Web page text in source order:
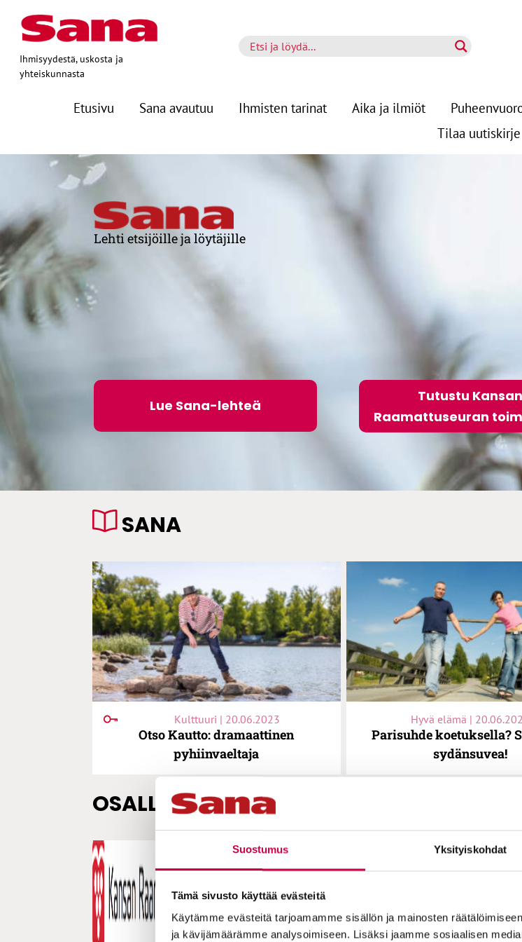
Suostumus Yksityiskohdat
Tämä sivusto käyttää evästeitä
Käytämme evästeitä tarjoamamme sisällön ja mainosten
ja kävijämäärämme analysoimiseen. Lisäksi jaamme sosiaalisen
Ihmisyydestä, uskosta ja
yhteiskunnasta
Etusivu Sana avautuu Ihmisten tarinat Aika ja ilmiöt
Tilaa uutiskirje
Lehti etsijöille ja löytäjille
Lue Sana-lehteä
Tutustu Kansan
Raamattuseuran
SANA
Kulttuuri | 20.06.2023
Otso Kautto: dramaattinen
pyhiinvaeltaja
Hyvä elämä |
Parisuhde koetuksella?
sydänsuvea!
OSALLISTU TOIMINTAAN